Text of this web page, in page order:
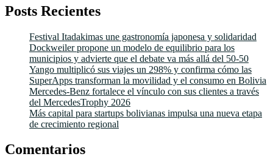
Posts Recientes
Festival Itadakimas une gastronomía japonesa y solidaridad
Dockweiler propone un modelo de equilibrio para los
municipios y advierte que el debate va más allá del 50-50
Yango multiplicó sus viajes un 298% y confirma cómo las
SuperApps transforman la movilidad y el consumo en Bolivia
Mercedes-Benz fortalece el vínculo con sus clientes a través
del MercedesTrophy 2026
Más capital para startups bolivianas impulsa una nueva etapa
de crecimiento regional
Comentarios